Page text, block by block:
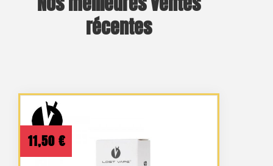
récentes
11,50 €